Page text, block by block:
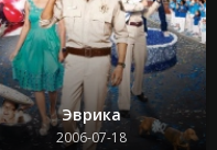
Эврика
2006-07-18